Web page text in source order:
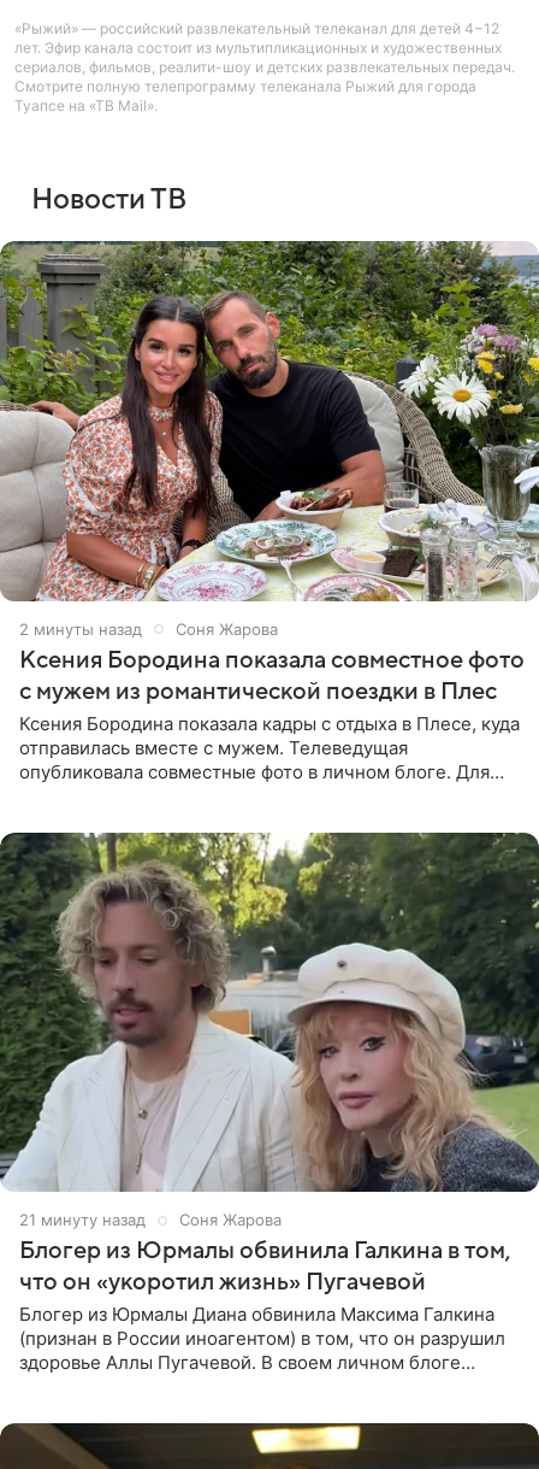
«Рыжий» — российский развлекательный телеканал для детей 4−12
лет. Эфир канала состоит из мультипликационных и художественных
сериалов, фильмов, реалити-шоу и детских развлекательных передач.
Смотрите полную телепрограмму телеканала Рыжий для города
Туапсе на «ТВ Mail».
Новости ТВ
2 минуты назад Соня Жарова
Ксения Бородина показала совместное фото
с мужем из романтической поездки в Плес
Ксения Бородина показала кадры с отдыха в Плесе, куда
отправилась вместе с мужем. Телеведущая
опубликовала совместные фото в личном блоге. Для
21 минуту назад Соня Жарова
Блогер из Юрмалы обвинила Галкина в том,
что он «укоротил жизнь» Пугачевой
Блогер из Юрмалы Диана обвинила Максима Галкина
(признан в России иноагентом) в том, что он разрушил
здоровье Аллы Пугачевой. В своем личном блоге